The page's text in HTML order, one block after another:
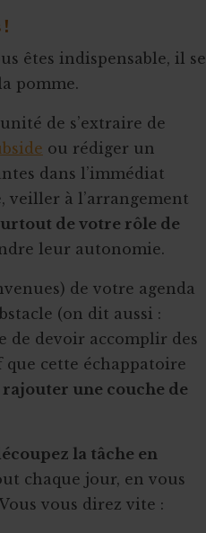
!
êtes indispensable, il se
pomme.
de s’extraire de
ou rédiger un
dans l’immédiat
veiller à l’arrangement
de votre rôle de
leur autonomie.
de votre agenda
(on dit aussi :
de devoir accomplir des
que cette échappatoire
rajouter une couche de
la tâche en
chaque jour, en vous
vous direz vite :